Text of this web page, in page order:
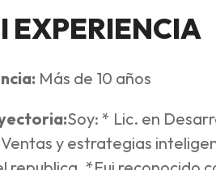
EXPERIENCIA
Más de 10 años
Soy: * Lic. en
y estrategias